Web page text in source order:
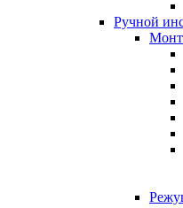
Ручной